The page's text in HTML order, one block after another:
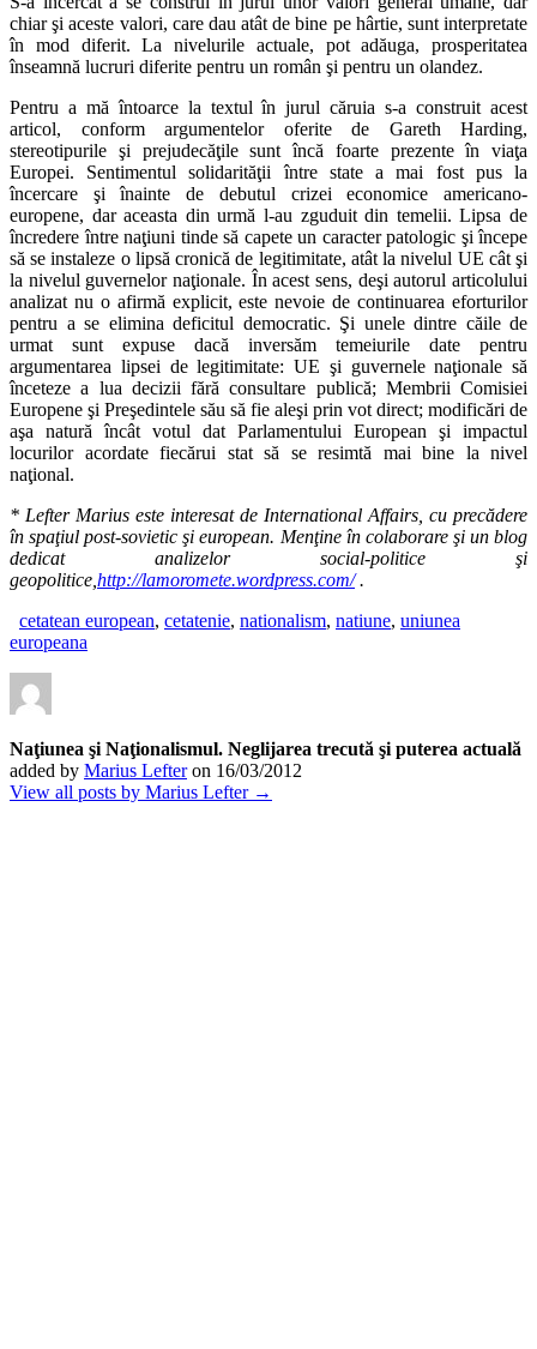
chiar şi aceste valori, care dau atât de bine pe hârtie, sunt interpretate
în mod diferit. La nivelurile actuale, pot adăuga, prosperitatea
înseamnă lucruri diferite pentru un român şi pentru un olandez.
Pentru a mă întoarce la textul în jurul căruia s-a construit acest
articol, conform argumentelor oferite de Gareth Harding,
stereotipurile şi prejudecăţile sunt încă foarte prezente în viaţa
Europei. Sentimentul solidarităţii între state a mai fost pus la
încercare şi înainte de debutul crizei economice americano-
europene, dar aceasta din urmă l-au zguduit din temelii. Lipsa de
încredere între naţiuni tinde să capete un caracter patologic şi începe
să se instaleze o lipsă cronică de legitimitate, atât la nivelul UE cât şi
la nivelul guvernelor naţionale. În acest sens, deşi autorul articolului
analizat nu o afirmă explicit, este nevoie de continuarea eforturilor
pentru a se elimina deficitul democratic. Şi unele dintre căile de
urmat sunt expuse dacă inversăm temeiurile date pentru
argumentarea lipsei de legitimitate: UE şi guvernele naţionale să
înceteze a lua decizii fără consultare publică; Membrii Comisiei
Europene şi Preşedintele său să fie aleşi prin vot direct; modificări de
aşa natură încât votul dat Parlamentului European şi impactul
locurilor acordate fiecărui stat să se resimtă mai bine la nivel
naţional.
* Lefter Marius este interesat de International Affairs, cu precădere
în spaţiul post-sovietic şi european. Menţine în colaborare şi un blog
dedicat analizelor social-politice şi
geopolitice, http://lamoromete.wordpress.com/.
cetatean european, cetatenie, nationalism, natiune, uniunea
europeana
Naţiunea şi Naţionalismul. Neglijarea trecută şi puterea actuală
added by Marius Lefteron 16/03/2012
View all posts by Marius Lefter →